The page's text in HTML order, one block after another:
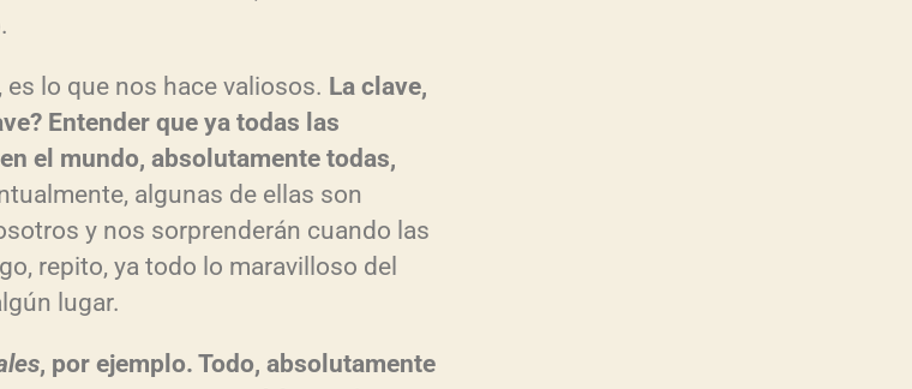
es lo que nos hace valiosos. La clave,
Entender que ya todas las
el mundo, absolutamente todas,
algunas de ellas son
y nos sorprenderán cuando las
repito, ya todo lo maravilloso del
lugar.
, por ejemplo. Todo, absolutamente